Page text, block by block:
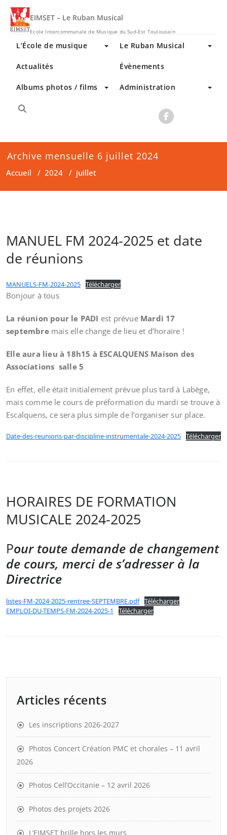
Skip
content
EIMSET – Le Ruban Musical
Ecole Intercommunale de Musique du Sud-Est Toulousain
L’École de musique Le Ruban Musical
Actualités Évènements
Albums photos / films Administration
Archive mensuelle 6 juillet 2024
Accueil / 2024 / juillet
MANUEL FM 2024-2025 et date
de réunions
MANUELS-FM-2024-2025 Télécharger
Bonjour à tous
La réunion pour le PADI est prévue Mardi 17
septembre mais elle change de lieu et d’horaire !
Elle aura lieu à 18h15 à ESCALQUENS Maison des
Associations salle 5
En effet, elle était initialement prévue plus tard à Labège,
mais comme le cours de préformation du mardi se trouve à
Escalquens, ce sera plus simple de l’organiser sur place.
Date-des-reunions-par-discipline-instrumentale-2024-2025 Télécharger
HORAIRES DE FORMATION
MUSICALE 2024-2025
Pour toute demande de changement
de cours, merci de s’adresser à la
Directrice
listes-FM-2024-2025-rentree-SEPTEMBRE.pdf Télécharger
EMPLOI-DU-TEMPS-FM-2024-2025-1
Télécharger
Articles récents
Les inscriptions 2026-2027
Photos Concert Création PMC et chorales – 11 avril
2026
Photos Cell’Occitanie – 12 avril 2026
Photos des projets 2026
L’EIMSET brille hors les murs